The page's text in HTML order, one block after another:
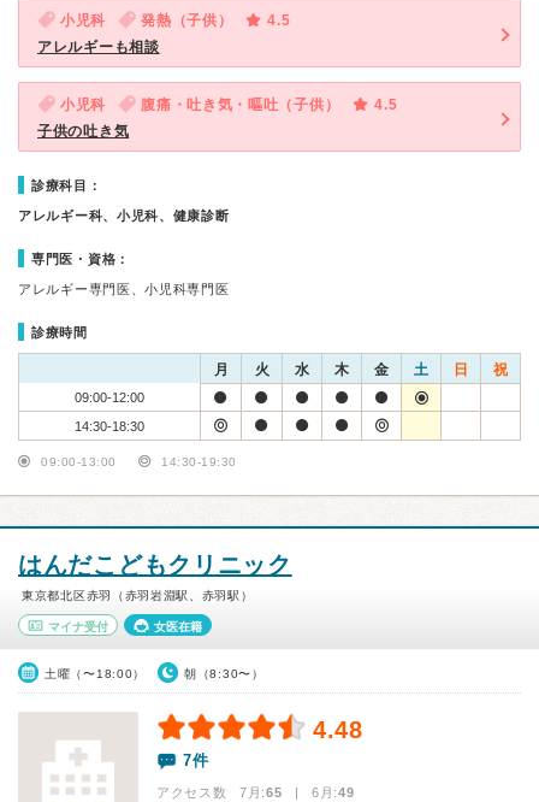
小児科 発熱（子供）
4.5
アレルギーも相談
小児科 腹痛・吐き気・嘔吐（子供）
4.5
子供の吐き気
診療科目：
アレルギー科、小児科、健康診断
専門医・資格：
アレルギー専門医、小児科専門医
診療時間
月 火 水 木 金 土 日 祝
09:00-12:00
14:30-18:30
09:00-13:00 14:30-19:30
はんだこどもクリニック
東京都北区赤羽（赤羽岩淵駅、赤羽駅）
マイナ受付 女医在籍
土曜（〜18:00） 朝（8:30〜）
4.48
7件
アクセス数 7月:65 | 6月:49